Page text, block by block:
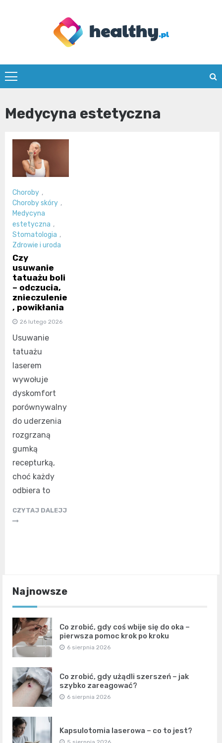
healthy.pl
Medycyna estetyczna
Choroby ,
Choroby skóry ,
Medycyna
estetyczna ,
Stomatologia ,
Zdrowie i uroda
Czy
usuwanie
tatuażu boli
– odczucia,
znieczulenie
, powikłania
26 lutego 2026
Usuwanie
tatuażu
laserem
wywołuje
dyskomfort
porównywalny
do uderzenia
rozgrzaną
gumką
recepturką,
choć każdy
odbiera to
CZYTAJ DALEJJ
Najnowsze
Co zrobić, gdy coś wbije się do oka –
pierwsza pomoc krok po kroku
6 sierpnia 2026
Co zrobić, gdy użądli szerszeń – jak
szybko zareagować?
6 sierpnia 2026
Kapsulotomia laserowa – co to jest?